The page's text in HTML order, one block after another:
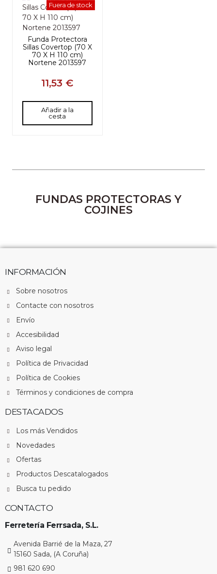
Funda Protectora
Sillas Covertop (70 X
70 X H 110 cm)
11,53 €
Añadir a la
cesta
FUNDAS PROTECTORAS Y
Contacte con nosotros
Envío
Accesibilidad
Aviso legal
Política de Privacidad
Política de Cookies
Términos y condiciones de compra
DESTACADOS
Novedades
Ofertas
Productos Descatalogados
Busca tu pedido
CONTACTO
15160 Sada, (A Coruña)
ferrsada@ferrsada.com
Horario de atención al cliente: